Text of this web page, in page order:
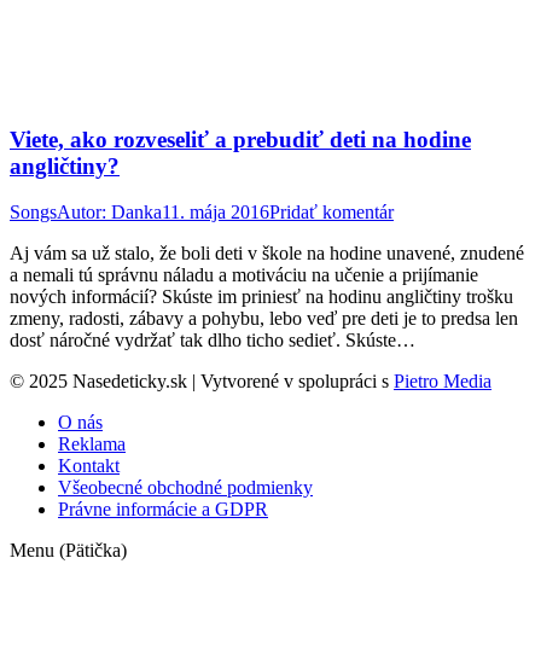
Viete, ako rozveseliť a prebudiť deti na hodine
angličtiny?
SongsAutor: Danka11. mája 2016Pridať komentár
Aj vám sa už stalo, že boli deti v škole na hodine unavené, znudené
a nemali tú správnu náladu a motiváciu na učenie a prijímanie
nových informácií? Skúste im priniesť na hodinu angličtiny trošku
zmeny, radosti, zábavy a pohybu, lebo veď pre deti je to predsa len
dosť náročné vydržať tak dlho ticho sedieť. Skúste…
© 2025 Nasedeticky.sk | Vytvorené v spolupráci s Pietro Media
O nás
Reklama
Kontakt
Všeobecné obchodné podmienky
Právne informácie a GDPR
Menu (Pätička)